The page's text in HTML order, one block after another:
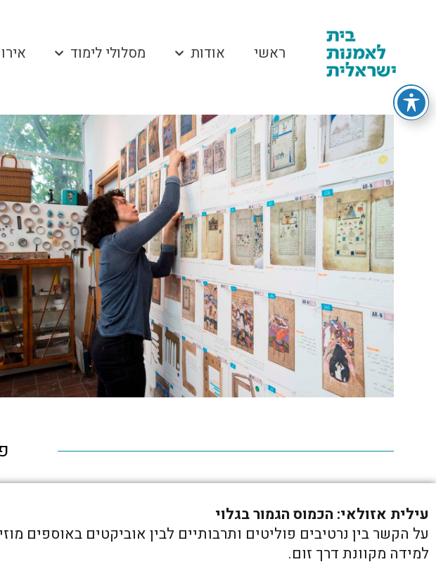
ראשי אודות מסלולי לימוד
עילית אזולאי: הכמוס הגמור בגלוי
על הקשר בין נרטיבים פוליטים ותרבותיים לבין אוביקטים באוספים
למידה מקוונת דרך זום.